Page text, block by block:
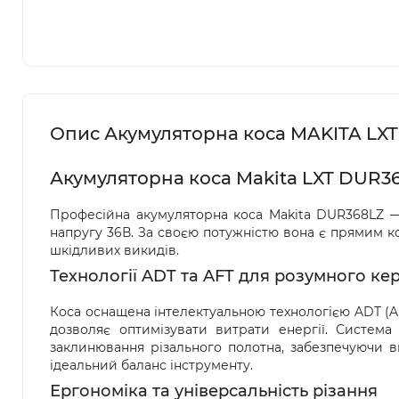
Опис Акумуляторна коса MAKITA
Акумуляторна коса Makita LXT
Професійна акумуляторна коса Makita DUR368LZ
напругу 36В. За своєю потужністю вона є прямим
шкідливих викидів.
Технології ADT та AFT для розумного
Коса оснащена інтелектуальною технологією ADT
дозволяє оптимізувати витрати енергії.
заклинювання різального полотна,
ідеальний баланс інструменту.
Ергономіка та універсальність різання